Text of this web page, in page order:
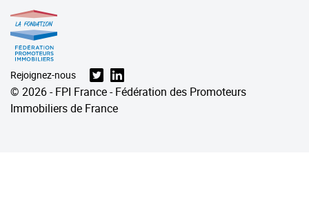
Rejoignez-nous
© 2026 - FPI France - Fédération des Promoteurs
Immobiliers de France